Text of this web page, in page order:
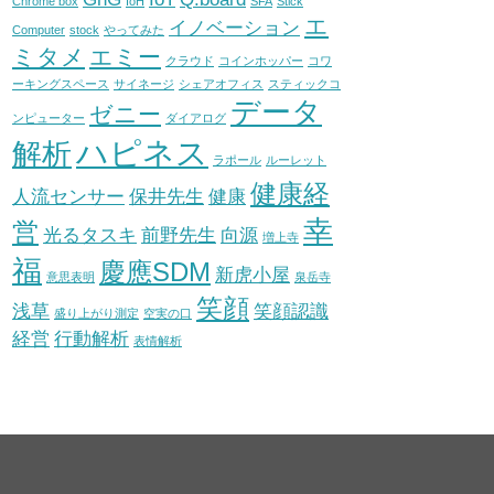
Computer stock やってみた イノベーション エ
ミタメ エミー クラウド コインホッパー コワ
ーキングスペース サイネージ シェアオフィス スティックコ
ンピューター ゼニー ダイアログ データ
解析ハピネス ラポール ルーレット
人流センサー 保井先生 健康 健康経
営 光るタスキ 前野先生 向源 増上寺 幸
福 意思表明 慶應SDM 新虎小屋 泉岳寺
浅草 盛り上がり測定 空実の口 笑顔 笑顔認識
経営 行動解析 表情解析